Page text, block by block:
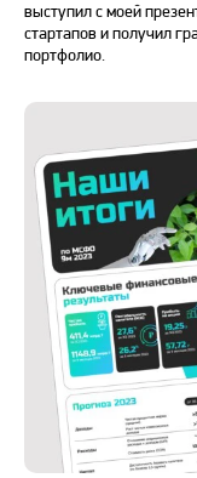
выступил с моей
стартапов и получил
портфолио.